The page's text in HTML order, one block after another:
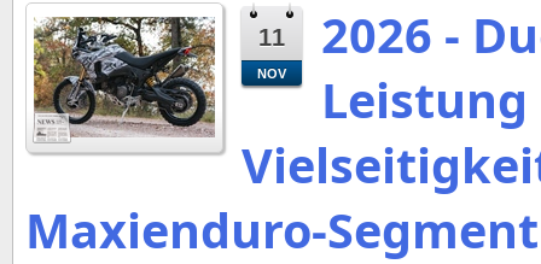
11
NOV
2026 -
Maxienduro-Segment